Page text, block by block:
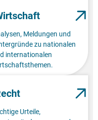
Meldungen und
zu nationalen
internationalen
Urteile,